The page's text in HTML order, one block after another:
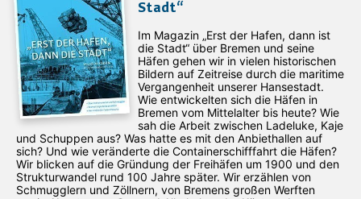
Stadt“
Im Magazin „Erst der Hafen, dann ist
die Stadt“ über Bremen und seine
Häfen gehen wir in vielen historischen
Bildern auf Zeitreise durch die maritime
Vergangenheit unserer Hansestadt.
Wie entwickelten sich die Häfen in
Bremen vom Mittelalter bis heute? Wie
sah die Arbeit zwischen Ladeluke, Kaje
und Schuppen aus? Was hatte es mit den Anbiethallen auf
sich? Und wie veränderte die Containerschifffahrt die Häfen?
Wir blicken auf die Gründung der Freihäfen um 1900 und den
Strukturwandel rund 100 Jahre später. Wir erzählen von
Schmugglern und Zöllnern, von Bremens großen Werften